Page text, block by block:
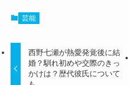
芸能
西野七瀬が熱愛発覚後に結
婚？馴れ初めや交際のきっ
かけは？歴代彼氏について